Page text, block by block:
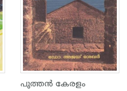
പുത്തന്‍ കേരളം